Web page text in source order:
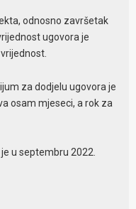
odnosno završetak
ugovora je
za dodjelu ugovora je
osam mjeseci, a rok za
u septembru 2022.